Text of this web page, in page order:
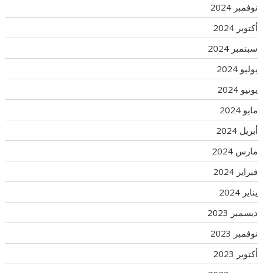
نوفمبر 2024
أكتوبر 2024
سبتمبر 2024
يوليو 2024
يونيو 2024
مايو 2024
أبريل 2024
مارس 2024
فبراير 2024
يناير 2024
ديسمبر 2023
نوفمبر 2023
أكتوبر 2023